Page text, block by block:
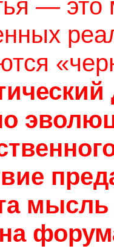
— это
мысль